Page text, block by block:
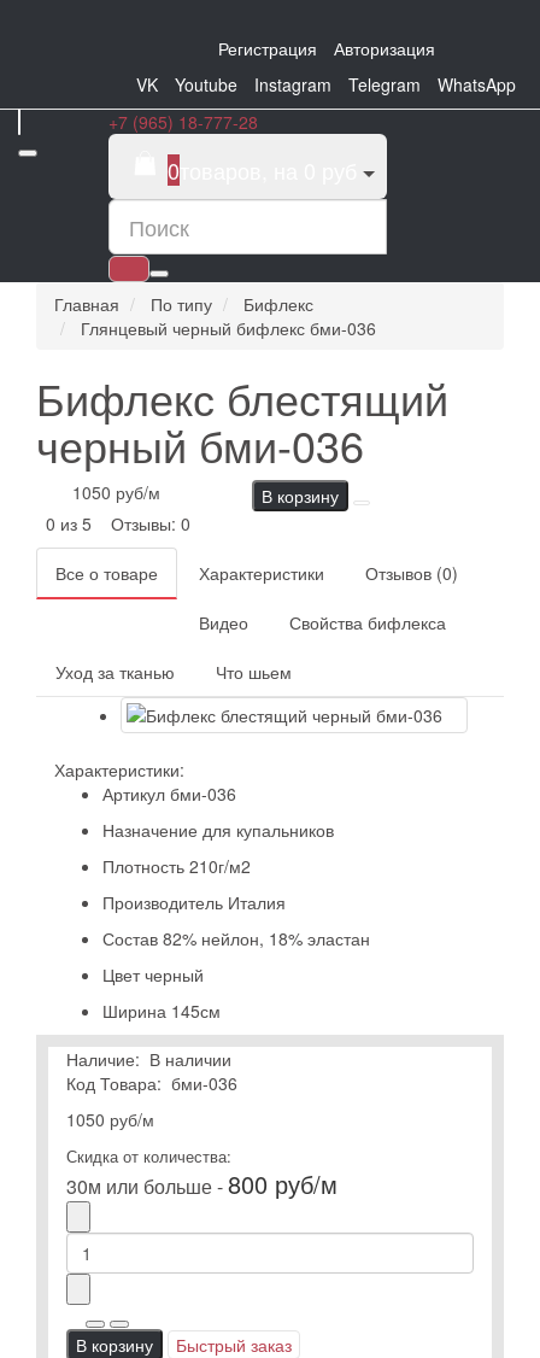
Регистрация
Авторизация
VK
Youtube Instagram Telegram
WhatsApp
+7 (965) 18-777-28
0
Главная По типу
Бифлекс
Глянцевый черный бифлекс бми-036
Бифлекс блестящий
черный бми-036
1050 руб/м
В корзину
0 из 5
Отзывы: 0
Все о товаре Характеристики Отзывов (0)
Видео Свойства бифлекса
Уход за тканью Что шьем
Характеристики:
Артикул бми-036
Назначение для купальников
Плотность 210г/м2
Производитель Италия
Состав 82% нейлон, 18% эластан
Цвет черный
Ширина 145см
Наличие: В наличии
Код Товара: бми-036
1050 руб/м
Скидка от количества:
30м или больше -800 руб/м
В корзину Быстрый заказ